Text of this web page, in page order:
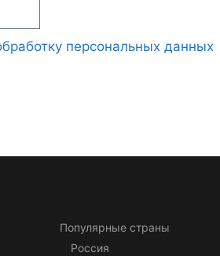
персональных данных
Популярные страны
Россия